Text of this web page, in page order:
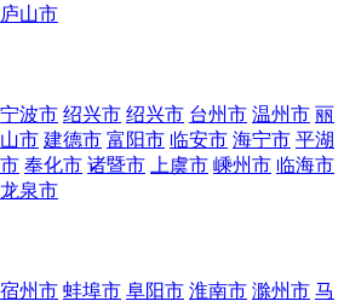
庐山市
宁波市 绍兴市 绍兴市 台州市 温州市 丽
市 建德市 富阳市 临安市 海宁市 平湖
奉化市 诸暨市 上虞市 嵊州市 临海市
龙泉市
宿州市 蚌埠市 阜阳市 淮南市 滁州市 马